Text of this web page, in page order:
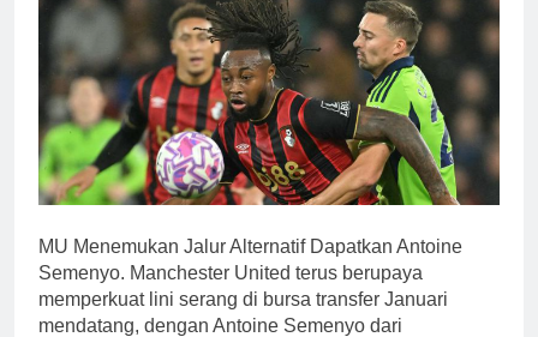
MU Menemukan Jalur Alternatif Dapatkan Antoine
Semenyo. Manchester United terus berupaya
memperkuat lini serang di bursa transfer Januari
mendatang, dengan Antoine Semenyo dari